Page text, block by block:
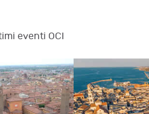
eventi OCI